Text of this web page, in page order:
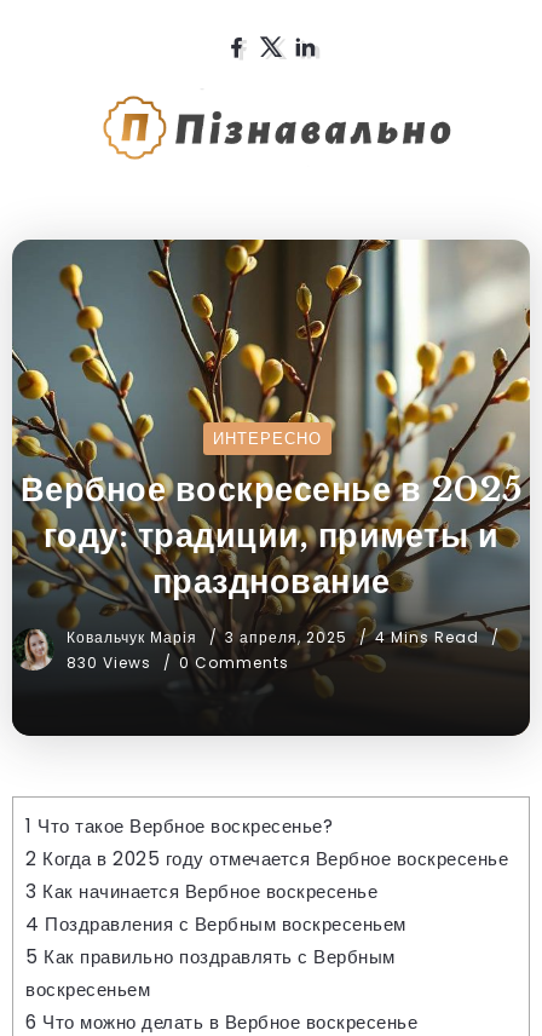
ИНТЕРЕСНО
Вербное воскресенье в 2025
году: традиции, приметы и
празднование
Ковальчук Марія 3 апреля, 2025
4 Mins Read
830 Views
0 Comments
1 Что такое Вербное воскресенье?
2 Когда в 2025 году отмечается Вербное воскресенье
3 Как начинается Вербное воскресенье
4 Поздравления с Вербным воскресеньем
5 Как правильно поздравлять с Вербным
воскресеньем
6 Что можно делать в Вербное воскресенье